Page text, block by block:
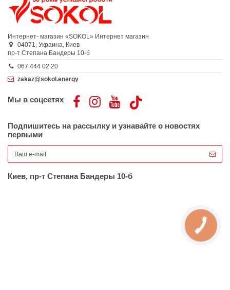
Интернет- магазин «SOKOL» Интернет магазин
04071, Украина, Киев
пр-т Степана Бандеры 10-б
067 444 02 20
zakaz@sokol.energy
Мы в соцсетях
Подпишитесь на рассылку и узнавайте о новостях
первыми
Киев, пр-т Степана Бандеры 10-б
КНОПКА
ЗВ'ЯЗКУ